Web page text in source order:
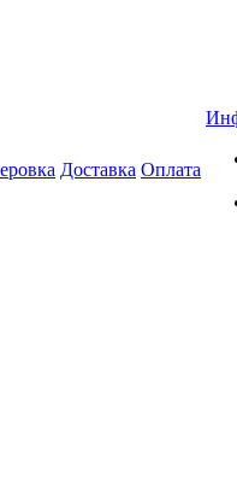
Доставка Оплата